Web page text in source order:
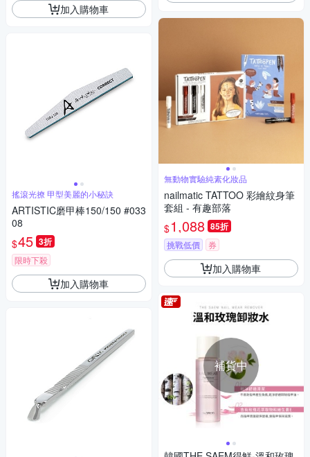
加入購物車
搖滾光撩 甲型美麗的小秘訣
ARTISTIC磨甲棒150/150 #033
08
$45 3折
限時下殺
加入購物車
無動物實驗純素化妝品
nailmatic TATTOO 彩繪紋身筆
套組 - 有趣部落
$1,088 85折
挑戰低價 券
加入購物車
補貨中